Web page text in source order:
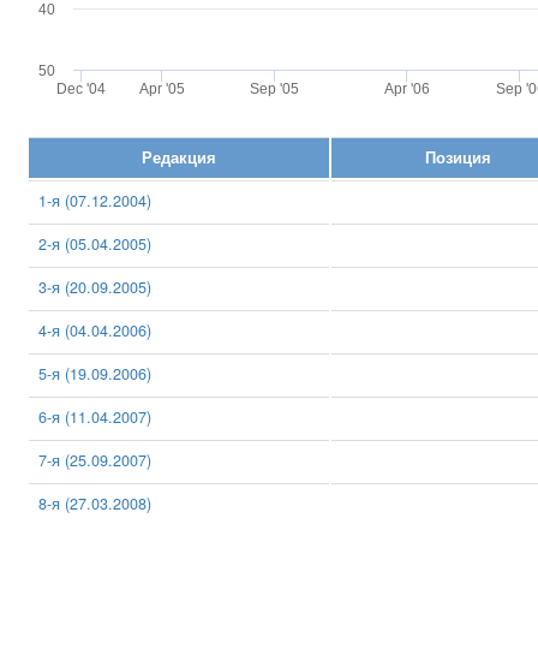
Dec '04 Apr '05 Sep '05 Apr '06 Sep
40
50
Редакция
Позиция
1-я (07.12.2004)
2-я (05.04.2005)
3-я (20.09.2005)
4-я (04.04.2006)
5-я (19.09.2006)
6-я (11.04.2007)
7-я (25.09.2007)
8-я (27.03.2008)